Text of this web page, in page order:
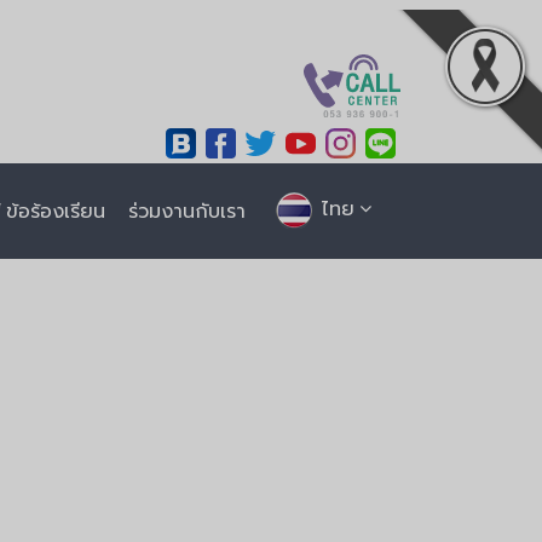
อร้องเรียน ร่วมงานกับเรา ไทย